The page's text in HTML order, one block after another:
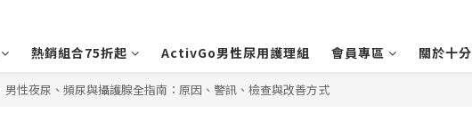
熱銷組合75折起 ActivGo男性尿用護理組 會員專區 關於十
男性夜尿、頻尿與攝護腺全指南：原因、警訊、檢查與改善方式